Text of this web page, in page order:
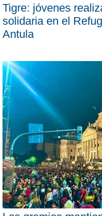
Tigre: jóvenes
solidaria en el
Antula